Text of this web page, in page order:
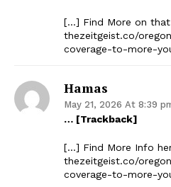
[…] Find More on that
thezeitgeist.co/
coverage-to-more-
Hamas
May 21, 2026 At 8:39
… [Trackback]
[…] Find More Info
thezeitgeist.co/
coverage-to-more-